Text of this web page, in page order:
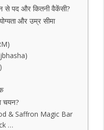
पद और कितनी वैकेंसी?
और उम्र सीमा
चयन?
& Saffron Magic Bar
…